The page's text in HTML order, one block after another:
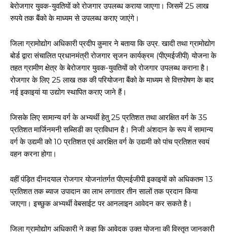
बेरोजगार युवक-युवतियों को रोजगार उपलब्ध कराया जाएगा। जिसमें 25 लाख
रुपये तक बैंको के माध्यम से उपलब्ध कराए जाएंगे।
जिला ग्रामोद्योग अधिकारी प्रदीप कुमार ने बताया कि उप्र. खादी तथा ग्रामोद्योग
बोर्ड द्वारा संचालित प्रधानमंत्री रोजगार सृजन कार्यक्रम (पीएमईजीपी) योजना के
तहत ग्रामीण क्षेत्र के बेरोजगार युवक-युवतियों को रोजगार उपलब्ध कराना है।
रोजगार के लिए 25 लाख तक की परियोजना बैंको के माध्यम से वित्तपोषण के बाद
नई इकाइयां या उद्योग स्थापित कराए जाने हैं।
जिसके लिए सामान्य वर्ग के अभ्यर्थी हेतु 25 प्रतिशत तथा आरक्षित वर्ग के 35
प्रतिशत मार्जिनमनी सब्सिडी का प्राविधान है। निजी अंशदान के रूप में सामान्य
वर्ग के उद्यमी को 10 प्रतिशत एवं आरक्षित वर्ग के उद्यमी को पांच प्रतिशत स्वयं
वहन करना होगा।
वहीं पंड़ित दीनदयाल रोजगार योजनांतर्गत पीएमईजीपी इकाइयों को अधिकतम 13
प्रतिशत तक ब्याज उपादान का लाभ लगातार तीन सालों तक प्रदान किया
जाएगा। इच्छुक अभ्यर्थी वेबसाईट पर आनलाइन आवेदन कर सकते है।
जिला ग्रामोद्योग अधिकारी ने कहा कि आवेदक उक्त योजना की विस्तृत जानकारी